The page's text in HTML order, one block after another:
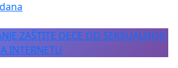
ZAŠTITE DECE OD SEKSUALNOG
INTERNETU